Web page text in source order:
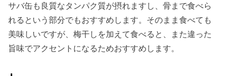
おやつ
» ダイエ
ット中
OKなコ
サバ缶も良質なタンパク質が摂れますし、骨まで食べら
れるという部分でもおすすめします。そのまま食べても
美味しいですが、梅干しを加えて食べると、また違った
旨味でアクセントになるためおすすめします。